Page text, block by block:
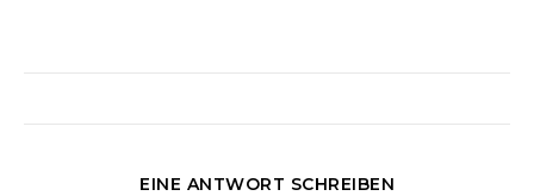
EINE ANTWORT SCHREIBEN